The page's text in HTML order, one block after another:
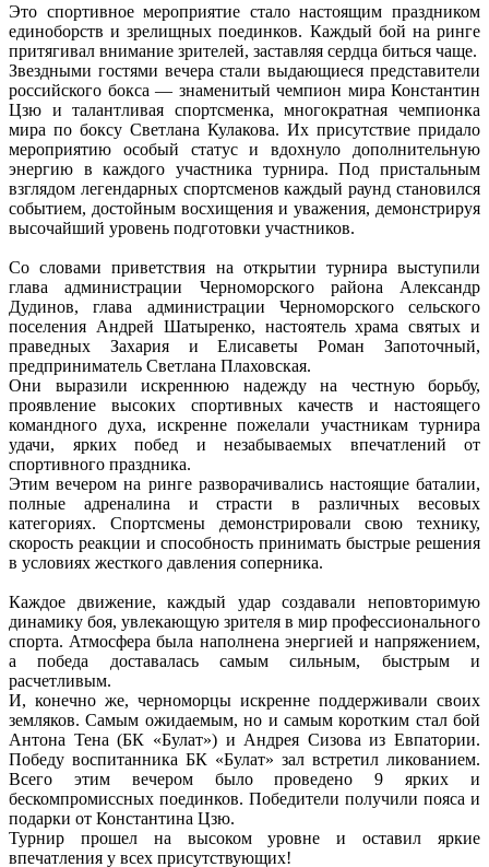
Это спортивное мероприятие стало настоящим праздником
единоборств и зрелищных поединков. Каждый бой на ринге
притягивал внимание зрителей, заставляя сердца биться чаще.
Звездными гостями вечера стали выдающиеся представители
российского бокса — знаменитый чемпион мира Константин
Цзю и талантливая спортсменка, многократная чемпионка
мира по боксу Светлана Кулакова. Их присутствие придало
мероприятию особый статус и вдохнуло дополнительную
энергию в каждого участника турнира. Под пристальным
взглядом легендарных спортсменов каждый раунд становился
событием, достойным восхищения и уважения, демонстрируя
высочайший уровень подготовки участников.
Со словами приветствия на открытии турнира выступили
глава администрации Черноморского района Александр
Дудинов, глава администрации Черноморского сельского
поселения Андрей Шатыренко, настоятель храма святых и
праведных Захария и Елисаветы Роман Запоточный,
предприниматель Светлана Плаховская.
Они выразили искреннюю надежду на честную борьбу,
проявление высоких спортивных качеств и настоящего
командного духа, искренне пожелали участникам турнира
удачи, ярких побед и незабываемых впечатлений от
спортивного праздника.
Этим вечером на ринге разворачивались настоящие баталии,
полные адреналина и страсти в различных весовых
категориях. Спортсмены демонстрировали свою технику,
скорость реакции и способность принимать быстрые решения
в условиях жесткого давления соперника.
Каждое движение, каждый удар создавали неповторимую
динамику боя, увлекающую зрителя в мир профессионального
спорта. Атмосфера была наполнена энергией и напряжением,
а победа доставалась самым сильным, быстрым и
расчетливым.
И, конечно же, черноморцы искренне поддерживали своих
земляков. Самым ожидаемым, но и самым коротким стал бой
Антона Тена (БК «Булат») и Андрея Сизова из Евпатории.
Победу воспитанника БК «Булат» зал встретил ликованием.
Всего этим вечером было проведено 9 ярких и
бескомпромиссных поединков. Победители получили пояса и
подарки от Константина Цзю.
Турнир прошел на высоком уровне и оставил яркие
впечатления у всех присутствующих!